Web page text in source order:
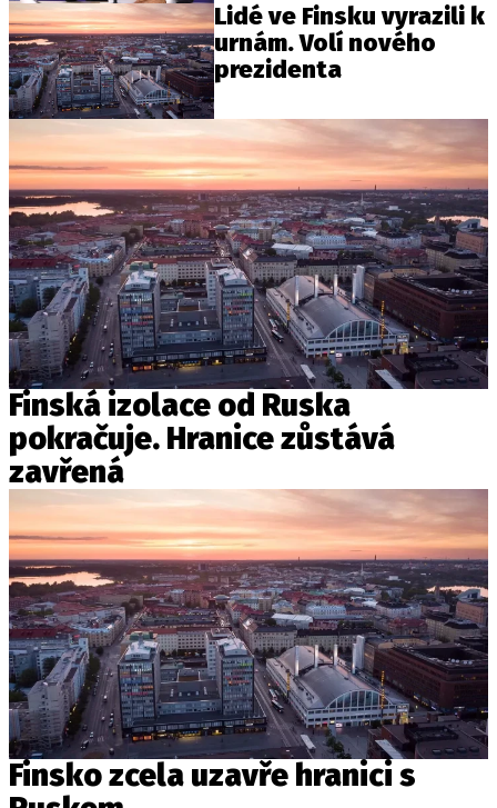
Lidé ve Finsku vyrazili k
urnám. Volí nového
prezidenta
Finská izolace od Ruska
pokračuje. Hranice zůstává
zavřená
Finsko zcela uzavře hranici s